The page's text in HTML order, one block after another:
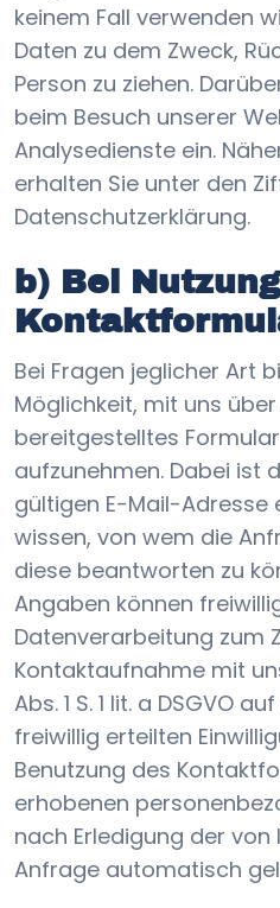
keinem Fall verwenden
Daten zu dem Zweck,
Person zu ziehen.
beim Besuch unserer
Analysedienste ein.
erhalten Sie unter den
Datenschutzerklärung.
b) Bei
Bei Fragen jeglicher Art
Möglichkeit, mit uns
bereitgestelltes
aufzunehmen. Dabei ist
gültigen E-Mail-
wissen, von wem die
diese beantworten zu
Angaben können
Datenverarbeitung zum
Kontaktaufnahme mit
Abs. 1 S. 1 lit. a DSGVO
freiwillig erteilten
Benutzung des
erhobenen
nach Erledigung der von
Anfrage automatisch